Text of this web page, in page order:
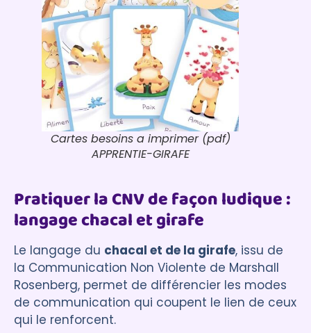
Cartes besoins a imprimer (pdf)
APPRENTIE-GIRAFE
Pratiquer la CNV de façon ludique :
langage chacal et girafe
Le langage du chacal et de la girafe, issu de
la Communication Non Violente de Marshall
Rosenberg, permet de différencier les modes
de communication qui coupent le lien de ceux
qui le renforcent.